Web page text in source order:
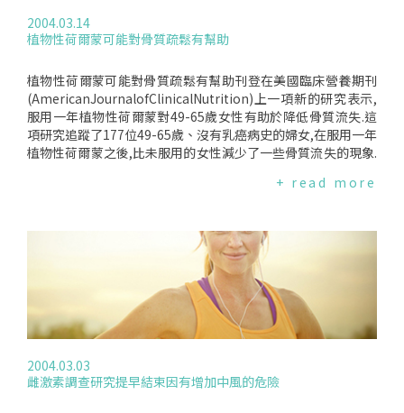
時間的長短、及藥量的多寡問題等等.
2004.03.14
植物性荷爾蒙可能對骨質疏鬆有幫助
植物性荷爾蒙可能對骨質疏鬆有幫助刊登在美國臨床營養期刊
(AmericanJournalofClinicalNutrition)上一項新的研究表示,
服用一年植物性荷爾蒙對49-65歲女性有助於降低骨質流失.這
項研究追蹤了177位49-65歲、沒有乳癌病史的婦女,在服用一年
植物性荷爾蒙之後,比未服用的女性減少了一些骨質流失的現象.
的異黃酮(isoflavone)所製作.但因這項研究所調查的人數太少,
+ read more
2004.03.03
雌激素調查研究提早結束因有增加中風的危險